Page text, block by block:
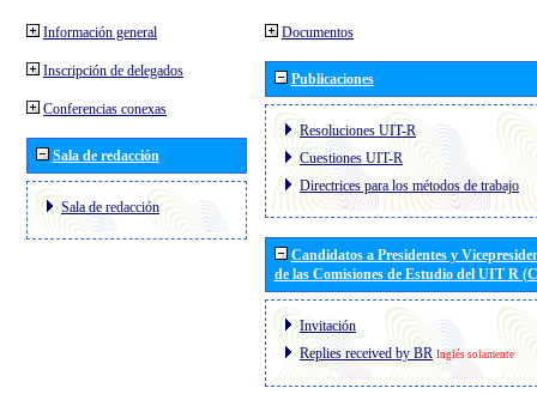
Información general
Inscripción de delegados
Conferencias conexas
Sala de redacción
Sala de redacción
Documentos
Publicaciones
Resoluciones UIT-R
Cuestiones UIT-R
Directrices para los métodos de trabajo
Candidatos a Presidentes y
de las Comisiones de Estudio del UIT R
Invitación
Replies received by BR Inglés solamente